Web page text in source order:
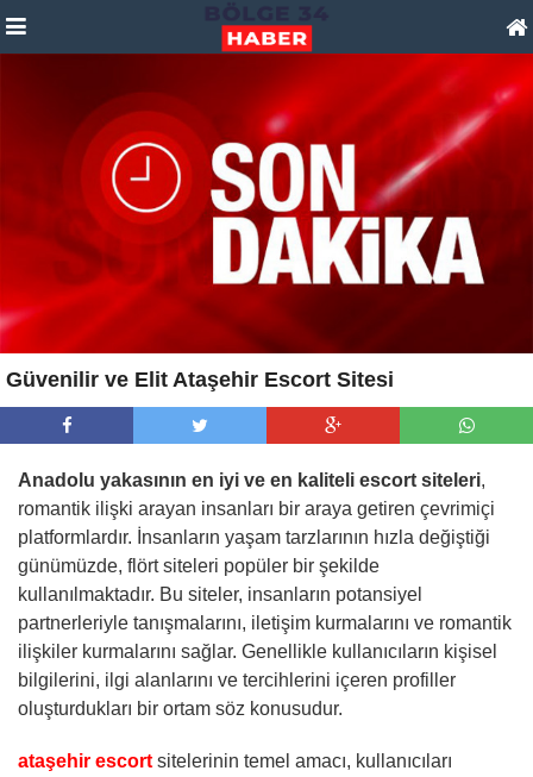
Güvenilir ve Elit Ataşehir Escort Sitesi
Anadolu yakasının en iyi ve en kaliteli escort siteleri,
romantik ilişki arayan insanları bir araya getiren çevrimiçi
platformlardır. İnsanların yaşam tarzlarının hızla değiştiği
günümüzde, flört siteleri popüler bir şekilde
kullanılmaktadır. Bu siteler, insanların potansiyel
partnerleriyle tanışmalarını, iletişim kurmalarını ve romantik
ilişkiler kurmalarını sağlar. Genellikle kullanıcıların kişisel
bilgilerini, ilgi alanlarını ve tercihlerini içeren profiller
oluşturdukları bir ortam söz konusudur.
ataşehir escort sitelerinin temel amacı, kullanıcıları